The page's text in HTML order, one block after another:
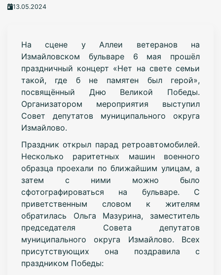
13.05.2024
На сцене у Аллеи ветеранов на
Измайловском бульваре 6 мая прошёл
праздничный концерт «Нет на свете семьи
такой, где б не памятен был герой»,
посвящённый Дню Великой Победы.
Организатором мероприятия выступил
Совет депутатов муниципального округа
Измайлово.
Праздник открыл парад ретроавтомобилей.
Несколько раритетных машин военного
образца проехали по ближайшим улицам, а
затем с ними можно было
сфотографироваться на бульваре. С
приветственным словом к жителям
обратилась Ольга Мазурина, заместитель
председателя Совета депутатов
муниципального округа Измайлово. Всех
присутствующих она поздравила с
праздником Победы: